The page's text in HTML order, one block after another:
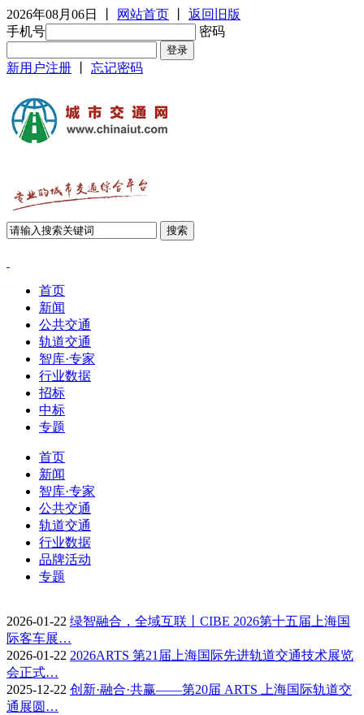
2026年08月06日 网站首页
返回旧版
手机号
密码
新用户注册 忘记密码
首页
新闻
公共交通
轨道交通
智库·专家
行业数据
招标
中标
专题
首页
新闻
智库·专家
公共交通
轨道交通
行业数据
品牌活动
专题
2026-01-22 绿智融合，全域互联丨CIBE 2026第十五届上海国
际客车展…
2026-01-22 2026ARTS 第21届上海国际先进轨道交通技术展览
会正式…
2025-12-22 创新·融合·共赢——第20届 ARTS 上海国际轨道交
通展圆…